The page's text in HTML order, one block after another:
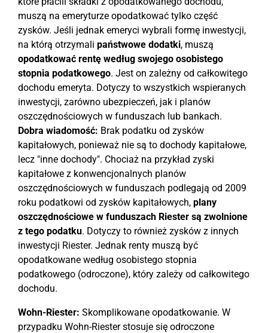
muszą na emeryturze opodatkować tylko część
zysków. Jeśli jednak emeryci wybrali formę inwestycji,
na którą otrzymali państwowe dodatki, muszą
opodatkować rentę według swojego osobistego
stopnia podatkowego. Jest on zależny od całkowitego
dochodu emeryta. Dotyczy to wszystkich wspieranych
inwestycji, zarówno ubezpieczeń, jak i planów
oszczędnościowych w funduszach lub bankach.
Dobra wiadomość: Brak podatku od zysków
kapitałowych, ponieważ nie są to dochody kapitałowe,
lecz "inne dochody". Chociaż na przykład zyski
kapitałowe z konwencjonalnych planów
oszczędnościowych w funduszach podlegają od 2009
roku podatkowi od zysków kapitałowych, plany
oszczędnościowe w funduszach Riester są zwolnione
z tego podatku. Dotyczy to również zysków z innych
inwestycji Riester. Jednak renty muszą być
opodatkowane według osobistego stopnia
podatkowego (odroczone), który zależy od całkowitego
dochodu.
Wohn-Riester: Skomplikowane opodatkowanie. W
przypadku Wohn-Riester stosuje się odroczone